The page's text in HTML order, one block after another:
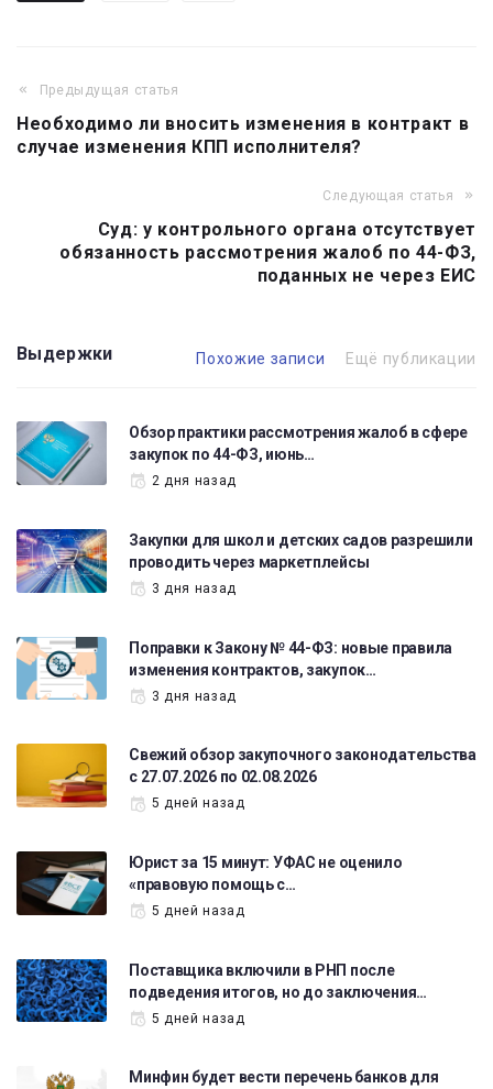
Навигация
по
записям
Предыдущая статья
Необходимо ли вносить изменения в контракт в
случае изменения КПП исполнителя?
Следующая статья
Суд: у контрольного органа отсутствует
обязанность рассмотрения жалоб по 44-ФЗ,
поданных не через ЕИС
Выдержки Похожие записи Ещё публикации
Обзор практики рассмотрения жалоб в сфере
закупок по 44-ФЗ, июнь…
2 дня назад
Закупки для школ и детских садов разрешили
проводить через маркетплейсы
3 дня назад
Поправки к Закону № 44-ФЗ: новые правила
изменения контрактов, закупок…
3 дня назад
Свежий обзор закупочного законодательства
с 27.07.2026 по 02.08.2026
5 дней назад
Юрист за 15 минут: УФАС не оценило
«правовую помощь с…
5 дней назад
Поставщика включили в РНП после
подведения итогов, но до заключения…
5 дней назад
Минфин будет вести перечень банков для